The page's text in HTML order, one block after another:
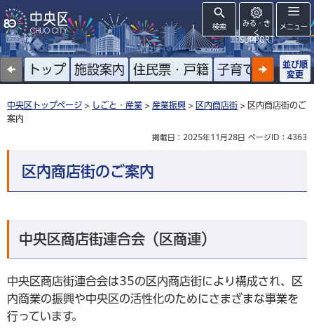
検索
みる・き
く
SUPPORT
メニュー
トップ 施設案内 住民票・戸籍 子育て 高齢者
並び順
変更
中央区トップページ > しごと・産業 > 産業振興 > 区内商店街 > 区内商店街のご
案内
掲載日：2025年11月28日 ページID：4363
区内商店街のご案内
中央区商店街連合会（区商連）
中央区商店街連合会は35の区内商店街により構成され、区
内商業の振興や中央区の活性化のためにさまざまな事業を
行っています。